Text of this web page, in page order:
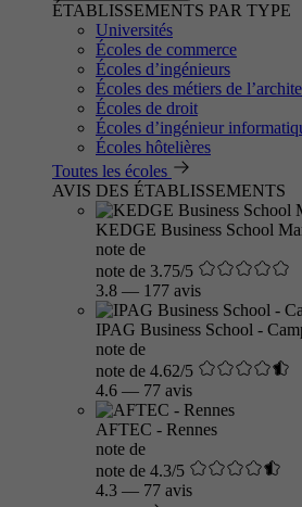
ÉTABLISSEMENTS PAR TYPE
Universités
Écoles de commerce
Écoles d’ingénieurs
Écoles des métiers de
Écoles de droit
Écoles d’ingénieur
Écoles hôtelières
Toutes les écoles
AVIS DES ÉTABLISSEMENTS
KEDGE Business School
note de
note de 3.75/5
3.8 — 177 avis
IPAG Business School -
note de
note de 4.62/5
4.6 — 77 avis
AFTEC - Rennes
note de
note de 4.3/5
4.3 — 77 avis